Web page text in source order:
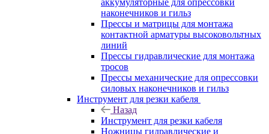
аккумуляторные для опрессовки
наконечников и гильз
Прессы и матрицы для монтажа
контактной арматуры высоковольтных
линий
Прессы гидравлические для монтажа
тросов
Прессы механические для опрессовки
силовых наконечников и гильз
Инструмент для резки кабеля
Назад
Инструмент для резки кабеля
Ножницы гидравлические и